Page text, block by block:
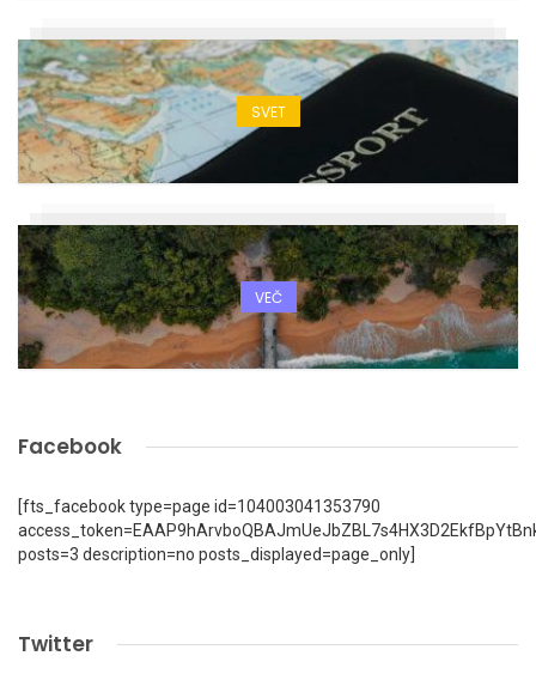
SVET
VEČ
Facebook
[fts_facebook type=page id=104003041353790
posts=3 description=no posts_displayed=page_only]
Twitter